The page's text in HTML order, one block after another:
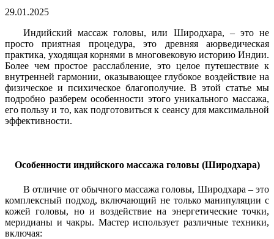
29.01.2025
Индийский массаж головы, или Широдхара, – это не
просто приятная процедура, это древняя аюрведическая
практика, уходящая корнями в многовековую историю Индии.
Более чем простое расслабление, это целое путешествие к
внутренней гармонии, оказывающее глубокое воздействие на
физическое и психическое благополучие. В этой статье мы
подробно разберем особенности этого уникального массажа,
его пользу и то, как подготовиться к сеансу для максимальной
эффективности.
Особенности индийского массажа головы (Широдхара)
В отличие от обычного массажа головы, Широдхара – это
комплексный подход, включающий не только манипуляции с
кожей головы, но и воздействие на энергетические точки,
меридианы и чакры. Мастер использует различные техники,
включая: